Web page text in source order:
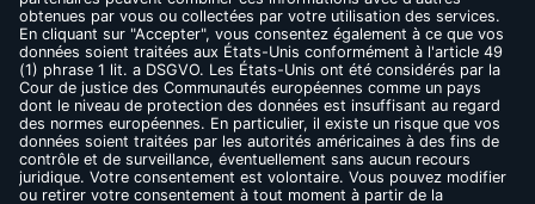
FAQ
MENTIONS LÉGALES
CONDITIONS D’UTILISATION
RÈGLES DE CONFIDENTIALITÉ